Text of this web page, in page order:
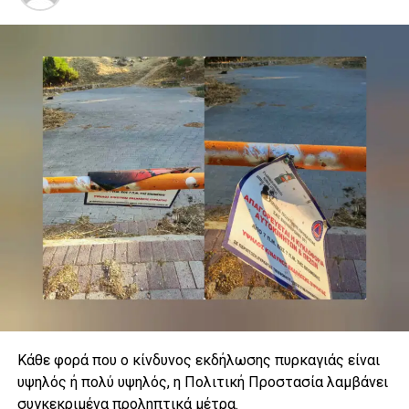
δεξαμενή χωρητικότητας 2.000 κυβικών μέτρων και
εφεδρική γεννήτρια για την περίπτωση διακοπής του
ηλεκτρικού ρεύματος.
Κάθε φορά που ο κίνδυνος εκδήλωσης πυρκαγιάς είναι
υψηλός ή πολύ υψηλός, η Πολιτική Προστασία λαμβάνει
συγκεκριμένα προληπτικά μέτρα.